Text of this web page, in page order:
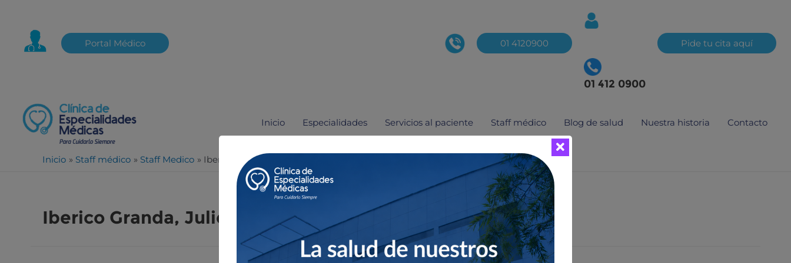
Portal Médico 01 4120900
01 412 0900
Pide tu cita aquí
Inicio Especialidades Servicios al paciente Staff médico Blog de salud Nuestra historia Contacto
Inicio Staff médico Staff Medico Iberico Granda, Julio Mario
Iberico Granda, Julio Mario